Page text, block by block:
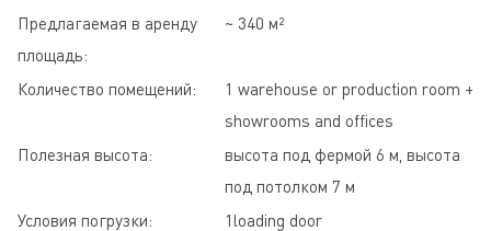
Предлагаемая в аренду
площадь:
~ 340 м²
Количество помещений:
1 warehouse or production room +
showrooms and offices
Полезная высота:
высота под фермой 6 м, высота
под потолком 7 м
Условия погрузки:
1loading door